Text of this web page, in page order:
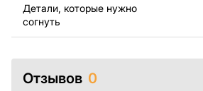
помочь.
Детали, которые нужно
согнуть
Отзывов 0